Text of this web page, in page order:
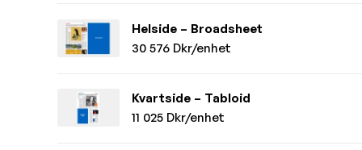
Helside – Broadsheet
30 576 Dkr/enhet
Kvartside – Tabloid
11 025 Dkr/enhet